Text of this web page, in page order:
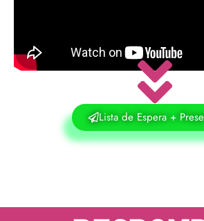
Lista de Espera +